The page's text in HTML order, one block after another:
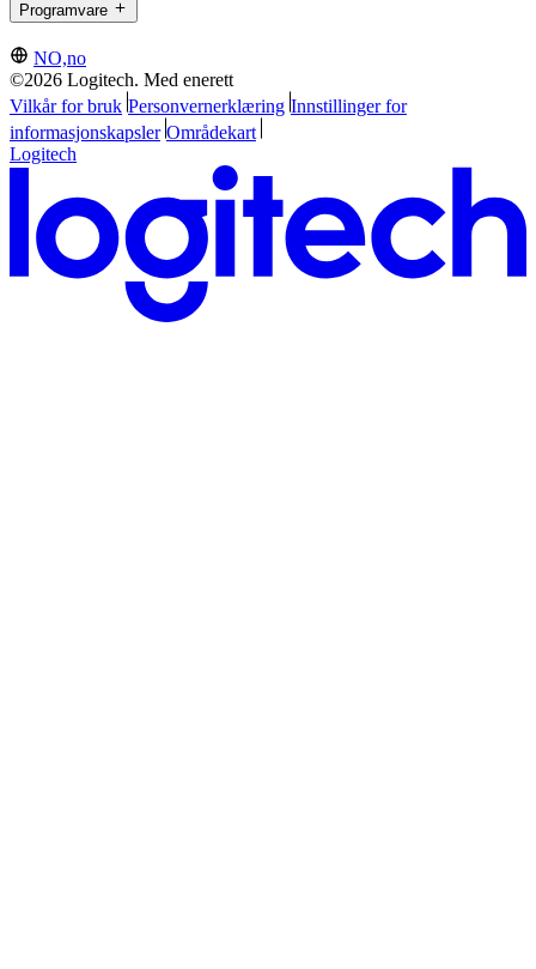
Programvare
NO,no
©2026 Logitech. Med enerett
Vilkår for bruk Personvernerklæring Innstillinger for
informasjonskapsler Områdekart
Logitech